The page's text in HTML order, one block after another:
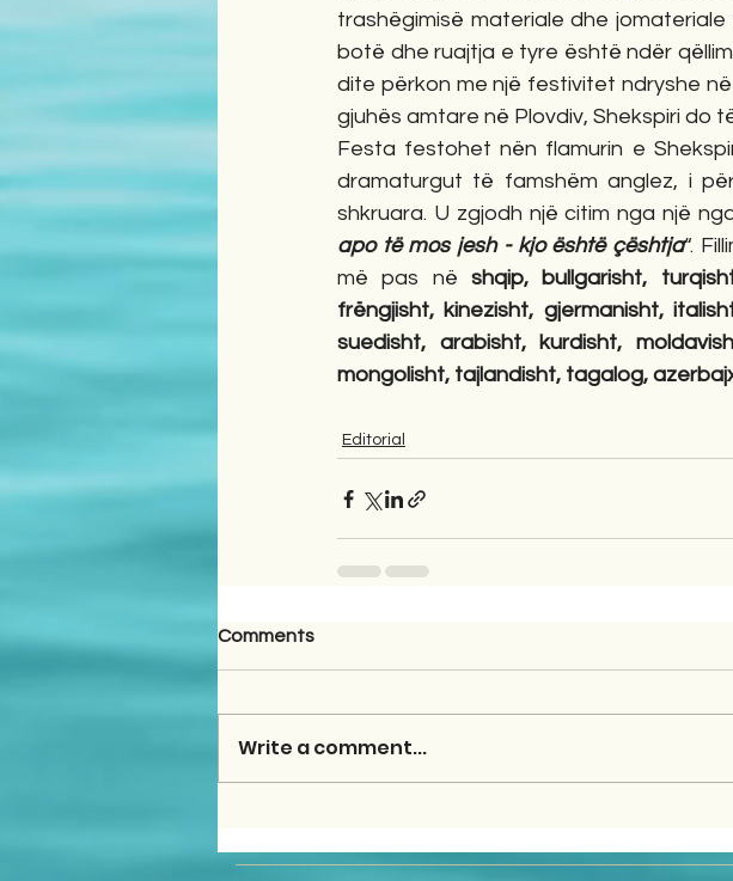
trashëgimisë materiale dhe
botë dhe ruajtja e tyre është ndër
dite përkon me një festivitet ndryshe
gjuhës amtare në Plovdiv, Shekspiri do
Festa festohet nën flamurin e
dramaturgut të famshëm anglez, i
shkruara. U zgjodh një citim nga një
apo të mos jesh - kjo është çështja“.
më pas në shqip, bullgarisht,
frëngjisht, kinezisht, gjermanisht,
suedisht, arabisht, kurdisht,
mongolisht, tajlandisht, tagalog,
Editorial
Comments
Write a comment...